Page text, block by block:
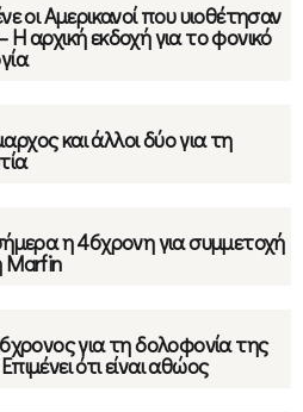
οι Αμερικανοί που υιοθέτησαν
αρχική εκδοχή για το φονικό
και άλλοι δύο για τη
η 46χρονη για συμμετοχή
Marfin
για τη δολοφονία της
ότι είναι αθώος